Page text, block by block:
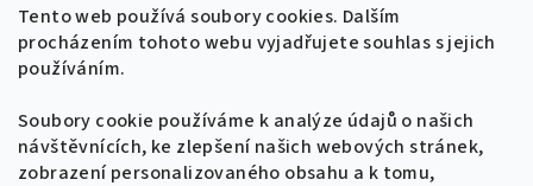
Tento web používá soubory cookies. Dalším
procházením tohoto webu vyjadřujete souhlas s jejich
používáním.
Soubory cookie používáme k analýze údajů o našich
návštěvnících, ke zlepšení našich webových stránek,
zobrazení personalizovaného obsahu a k tomu,
🎸 Naladíme tě na nové zpěvníky!
Získej tipy, novinky a 10 % slevuna první
objednávku.